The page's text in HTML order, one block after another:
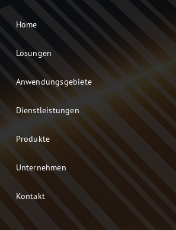
Home
Lösungen
Anwendungsgebiete
Dienstleistungen
Produkte
Unternehmen
Kontakt